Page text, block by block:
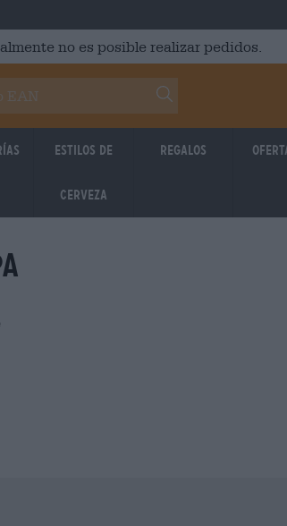
no es posible realizar pedidos.
Estilos de
cerveza
Regalos